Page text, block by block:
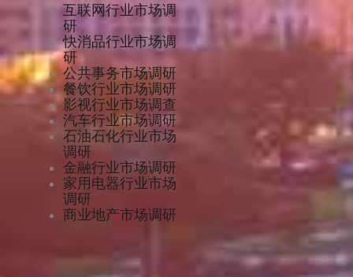
互联网行业市场调
研
快消品行业市场调
研
公共事务市场调研
餐饮行业市场调研
影视行业市场调查
汽车行业市场调研
石油石化行业市场
调研
金融行业市场调研
家用电器行业市场
调研
商业地产市场调研